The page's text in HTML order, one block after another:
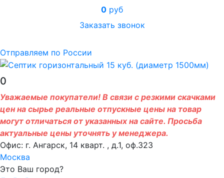
0 руб
Заказать звонок
Отправляем по России
0
Уважаемые покупатели! В связи с резкими скачками
цен на сырье реальные отпускные цены на товар
могут отличаться от указанных на сайте. Просьба
актуальные цены уточнять у менеджера.
Офис: г. Ангарск, 14 кварт. , д.1, оф.323
Москва
Это Ваш город?